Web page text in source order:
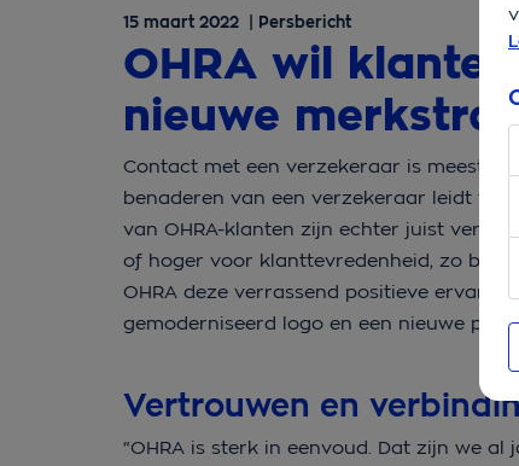
15 maart 2022 | Persbericht
OHRA wil
nieuwe
Contact met een verzekeraar is meestal
benaderen van een verzekeraar leidt tot
van OHRA-klanten zijn echter juist
of hoger voor klanttevredenheid, zo
OHRA deze verrassend positieve
gemoderniseerd logo en een nieuwe pay-
Vertrouwen en
“OHRA is sterk in eenvoud. Dat zijn we